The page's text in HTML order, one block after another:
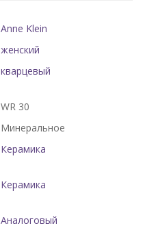
Anne Klein
женский
кварцевый
WR 30
Минеральное
Керамика
Керамика
Аналоговый